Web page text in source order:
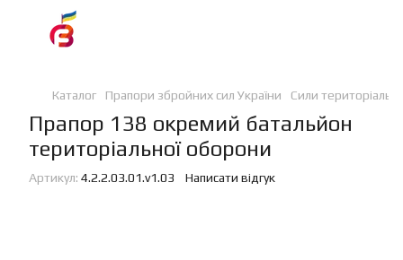
Каталог Прапори збройних сил України Сили
Прапор 138 окремий батальйон
територіальної оборони
Артикул: 4.2.2.03.01.v1.03 Написати відгук